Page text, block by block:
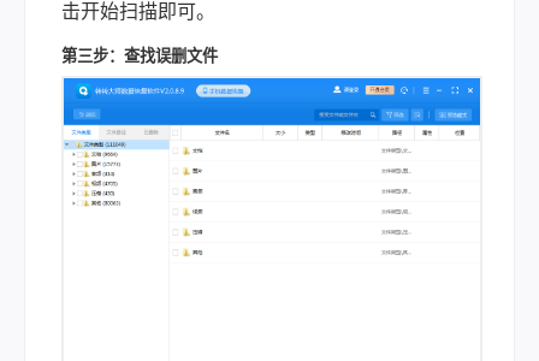
击开始扫描即可。
第三步：查找误删文件